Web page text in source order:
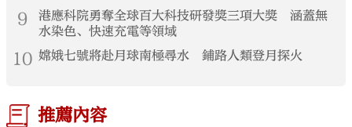
9
港應科院勇奪全球百大科技研發獎三項大獎 涵蓋無
水染色、快速充電等領域
10 嫦娥七號將赴月球南極尋水 鋪路人類登月探火
推薦內容